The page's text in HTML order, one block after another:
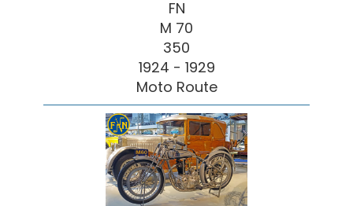
FN
M 70
350
1924 - 1929
Moto Route